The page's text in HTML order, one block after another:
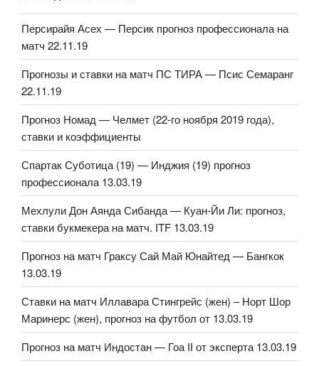
Персирайя Асех — Персик прогноз профессионала на
матч 22.11.19
Прогнозы и ставки на матч ПС ТИРА — Псис Семаранг
22.11.19
Прогноз Номад — Челмет (22-го ноября 2019 года),
ставки и коэффициенты
Спартак Суботица (19) — Инджия (19) прогноз
профессионала 13.03.19
Мехлули Дон Аянда Сибанда — Куан-Йи Ли: прогноз,
ставки букмекера на матч. ITF 13.03.19
Прогноз на матч Граксу Сай Май Юнайтед — Бангкок
13.03.19
Ставки на матч Иллавара Стингрейс (жен) – Норт Шор
Маринерс (жен), прогноз на футбол от 13.03.19
Прогноз на матч Индостан — Гоа II от эксперта 13.03.19